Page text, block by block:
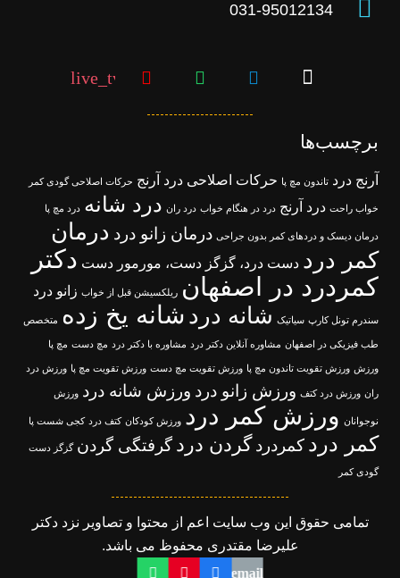
031-95012134
live_tv
برچسب‌ها
آرنج درد تاندون مچ پا حرکات اصلاحی درد آرنج حرکات اصلاحی گودی کمر
خواب راحت درد آرنج درد در هنگام خواب درد ران درد شانه درد مچ پا
درمان دیسک و دردهای کمر بدون جراحی درمان زانو درد درمان
کمر درد دست درد، گزگز دست، مورمور دست دکتر
کمردرد در اصفهان ریلکسیشن قبل از خواب زانو درد
سندرم تونل کارپ سیاتیک شانه درد شانه یخ زده متخصص
طب فیزیکی در اصفهان مشاوره آنلاین دکتر درد مشاوره با دکتر درد مچ دست مچ پا
ورزش ورزش تقویت تاندون مچ پا ورزش تقویت مچ دست ورزش تقویت مچ پا ورزش درد
ران ورزش درد کتف ورزش زانو درد ورزش شانه درد ورزش
نوجوانان ورزش کمر درد ورزش کودکان کتف درد کجی شست پا
کمر درد کمردرد گردن درد گرفتگی گردن گزگز دست
گودی کمر
تمامی حقوق این وب سایت اعم از محتوا و تصاویر نزد دکتر
علیرضا مقتدری محفوظ می باشد.